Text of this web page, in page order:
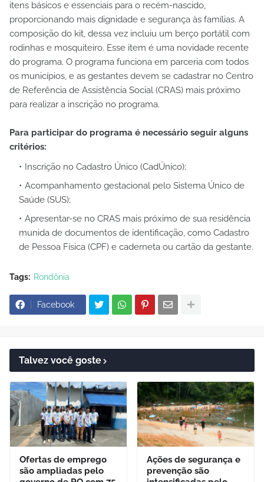
itens básicos e essenciais para o recém-nascido,
proporcionando mais dignidade e segurança às famílias. A
composição do kit, dessa vez incluiu um berço portátil com
rodinhas e mosquiteiro. Esse item é uma novidade recente
do programa. O programa funciona em parceria com todos
os municípios, e as gestantes devem se cadastrar no Centro
de Referência de Assistência Social (CRAS) mais próximo
para realizar a inscrição no programa.
Para participar do programa é necessário seguir alguns
critérios:
Inscrição no Cadastro Único (CadÚnico);
Acompanhamento gestacional pelo Sistema Único de
Saúde (SUS);
Apresentar-se no CRAS mais próximo de sua residência
munida de documentos de identificação, como Cadastro
de Pessoa Física (CPF) e caderneta ou cartão da gestante.
Tags: Rondônia
Facebook
Talvez você goste
Ofertas de emprego
são ampliadas pelo
Ações de segurança e
prevenção são